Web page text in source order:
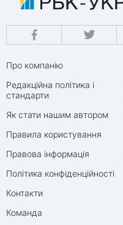
Про компанію
Редакційна політика і
стандарти
Як стати нашим автором
Правила користування
Правова інформація
Політика конфіденційності
Контакти
Команда